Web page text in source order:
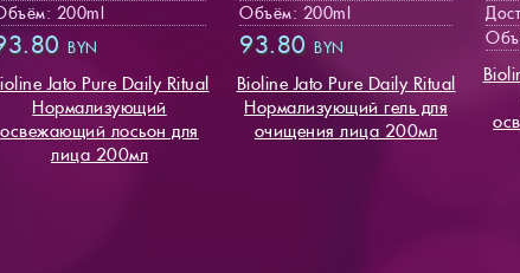
200ml
BYN
Jato Pure Daily Ritual
Нормализующий
освежающий лосьон для
лица 200мл
Объём: 200ml
93.80 BYN
Bioline Jato Pure Daily Ritual
Нормализующий гель для
очищения лица 200мл